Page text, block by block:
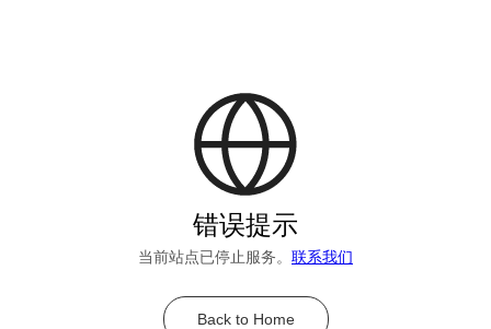
错误提示
当前站点已停止服务。 联系我们
Back to Home